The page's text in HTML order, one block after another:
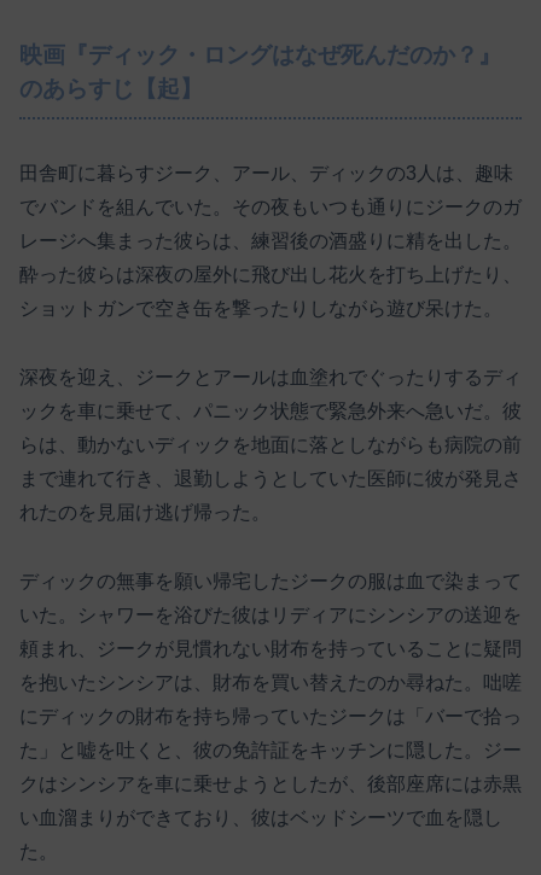
映画『ディック・ロングはなぜ死んだのか？』
のあらすじ【起】
田舎町に暮らすジーク、アール、ディックの3人は、趣味
でバンドを組んでいた。その夜もいつも通りにジークのガ
レージへ集まった彼らは、練習後の酒盛りに精を出した。
酔った彼らは深夜の屋外に飛び出し花火を打ち上げたり、
ショットガンで空き缶を撃ったりしながら遊び呆けた。
深夜を迎え、ジークとアールは血塗れでぐったりするディ
ックを車に乗せて、パニック状態で緊急外来へ急いだ。彼
らは、動かないディックを地面に落としながらも病院の前
まで連れて行き、退勤しようとしていた医師に彼が発見さ
れたのを見届け逃げ帰った。
ディックの無事を願い帰宅したジークの服は血で染まって
いた。シャワーを浴びた彼はリディアにシンシアの送迎を
頼まれ、ジークが見慣れない財布を持っていることに疑問
を抱いたシンシアは、財布を買い替えたのか尋ねた。咄嗟
にディックの財布を持ち帰っていたジークは「バーで拾っ
た」と嘘を吐くと、彼の免許証をキッチンに隠した。ジー
クはシンシアを車に乗せようとしたが、後部座席には赤黒
い血溜まりができており、彼はベッドシーツで血を隠し
た。